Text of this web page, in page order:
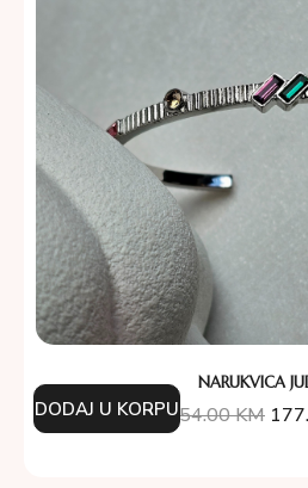
NARUKVICA
254.00KM
DODAJ U KORPU